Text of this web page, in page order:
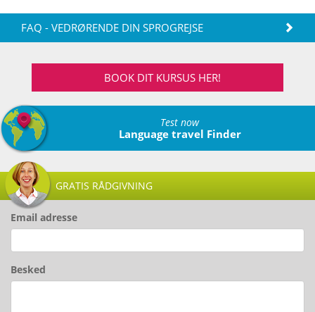
FAQ - VEDRØRENDE DIN SPROGREJSE
BOOK DIT KURSUS HER!
Test now
Language travel Finder
GRATIS RÅDGIVNING
Email adresse
Besked